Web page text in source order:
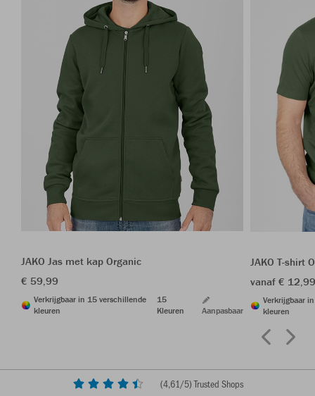
JAKO Jas met kap Organic
€ 59,99
Verkrijgbaar in 15 verschillende
kleuren
15
Kleuren
Aanpasbaar
JAKO T-shirt
vanaf €
Verkrijgbaar
kleuren
(4,61/5) Trusted Shops